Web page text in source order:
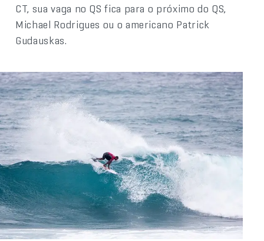
CT, sua vaga no QS fica para o próximo do QS,
Michael Rodrigues ou o americano Patrick
Gudauskas.